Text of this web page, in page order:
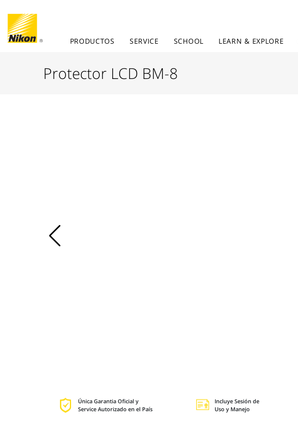
PRODUCTOS SERVICE SCHOOL LEARN & EXPLORE
Protector LCD BM-8
Única Garantia Oficial y
Service Autorizado en el País
Incluye Sesión de
Uso y Manejo